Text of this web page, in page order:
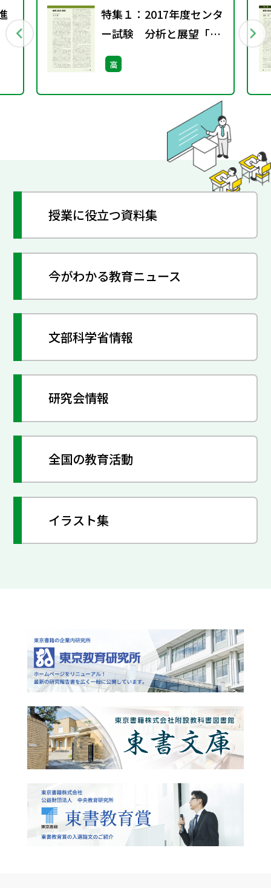
特集１：2017年度センタ
ー試験 分析と展望「倫
理，政治・経済」
高
授業に役立つ資料集
今がわかる教育ニュース
文部科学省情報
研究会情報
全国の教育活動
イラスト集